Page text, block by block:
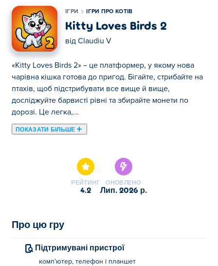
ІГРИ ІГРИ ПРО КОТІВ
Kitty Loves Birds 2
від Claudiu V
«Kitty Loves Birds 2» – це платформер, у якому нова
чарівна кішка готова до пригод. Бігайте, стрибайте на
птахів, щоб підстрибувати все вище й вище,
досліджуйте барвисті рівні та збирайте монети по
дорозі. Це легка,...
ПОКАЗАТИ БІЛЬШЕ
птахів, щоб підстрибувати все вище й вище,
досліджуйте барвисті рівні та збирайте монети по
дорозі. Це легка, весела гра, яку легко освоїти та
Як грати в гру «Кітті любить птахів 2»?
Біг: A/D або клавіші зі стрілками вліво та
вправо для виконання сальто вперед та назад
РЕЙТИНГ
4.2
ОНОВЛЕНО
лип. 2026 р.
Про цю гру
Підтримувані пристрої
комп'ютер, телефон і планшет